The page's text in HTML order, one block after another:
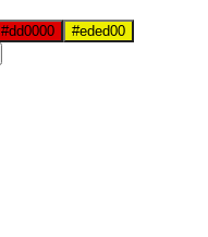
#dd0000
#eded00